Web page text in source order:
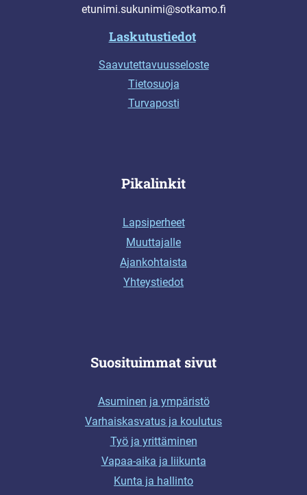
etunimi.sukunimi@sotkamo.fi
Laskutustiedot
Saavutettavuusseloste
Tietosuoja
Turvaposti
Pikalinkit
Lapsiperheet
Muuttajalle
Ajankohtaista
Yhteystiedot
Suosituimmat sivut
Asuminen ja ympäristö
Varhaiskasvatus ja koulutus
Työ ja yrittäminen
Vapaa-aika ja liikunta
Kunta ja hallinto